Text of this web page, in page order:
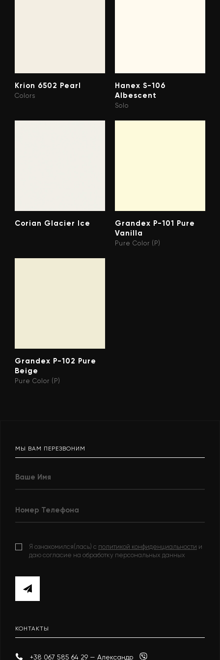
Krion 6502 Pearl
Colors
Hanex S-106
Albescent
Solo
Corian Glacier Ice
Grandex P-101 Pure
Vanilla
Pure Color (P)
Grandex P-102 Pure
Beige
Pure Color (P)
МЫ ВАМ ПЕРЕЗВОНИМ
Я ознакомился(лась) с политикой конфиденциальности и
даю согласие на обработку персональных данных
КОНТАКТЫ
+38 067 585 64 29 — Александр